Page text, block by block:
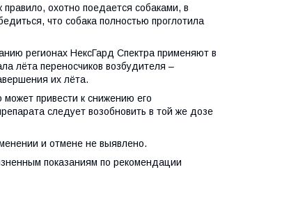
охотно поедается собаками, в
что собака полностью проглотила
регионах НексГард Спектра применяют в
лёта переносчиков возбудителя –
их лёта.
привести к снижению его
следует возобновить в той же дозе
и отмене не выявлено.
показаниям по рекомендации